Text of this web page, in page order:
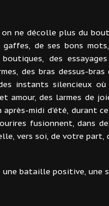
on ne décolle plus du
gaffes, de ses bons
des
des bras dessus-
instants silencieux
amour, des larmes de
après-midi d'été, durant
fusionnent, dans
vers soi, de votre part,
une bataille positive, une